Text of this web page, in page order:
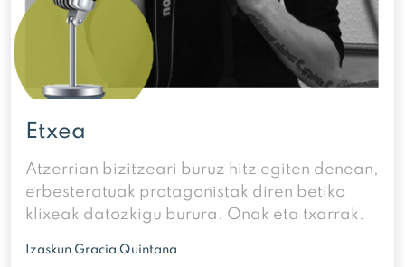
Etxea
Atzerrian bizitzeari buruz hitz egiten denean,
erbesteratuak protagonistak diren betiko
klixeak datozkigu burura. Onak eta txarrak.
Izaskun Gracia Quintana